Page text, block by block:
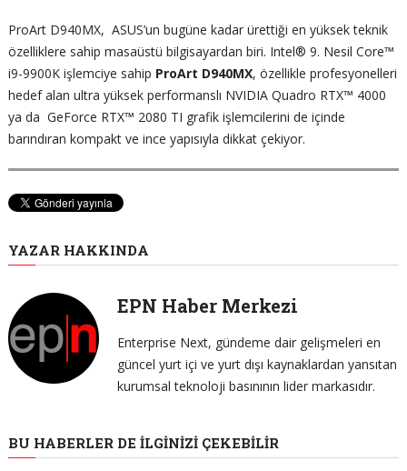
ProArt D940MX, ASUS’un bugüne kadar ürettiği en yüksek teknik
özelliklere sahip masaüstü bilgisayardan biri. Intel® 9. Nesil Core™
i9-9900K işlemciye sahip ProArt D940MX, özellikle profesyonelleri
hedef alan ultra yüksek performanslı NVIDIA Quadro RTX™ 4000
ya da GeForce RTX™ 2080 TI grafik işlemcilerini de içinde
barındıran kompakt ve ince yapısıyla dikkat çekiyor.
YAZAR HAKKINDA
EPN Haber Merkezi
Enterprise Next, gündeme dair gelişmeleri en
güncel yurt içi ve yurt dışı kaynaklardan yansıtan
kurumsal teknoloji basınının lider markasıdır.
BU HABERLER DE İLGINIZI ÇEKEBILIR